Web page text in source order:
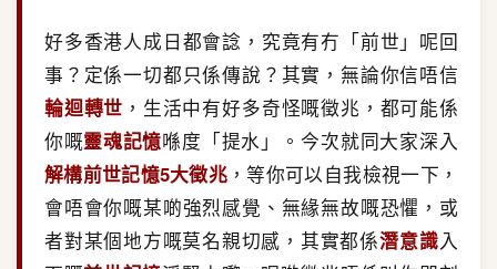
好多香港人成日都會諗，究竟有冇「前世」呢回
事？定係一切都只係傳說？其實，無論你信唔信
輪迴轉世 ，生活中有好多奇怪嘅徵兆，都可能係
你嘅靈魂記憶喺度「提水」。今次就同大家深入
解構前世記憶5大徵兆 ，等你可以自我檢視一下，
會唔會你嘅某啲強烈感覺、無緣無故嘅恐懼，或
者對某個地方嘅莫名親切感，其實都係潛意識入